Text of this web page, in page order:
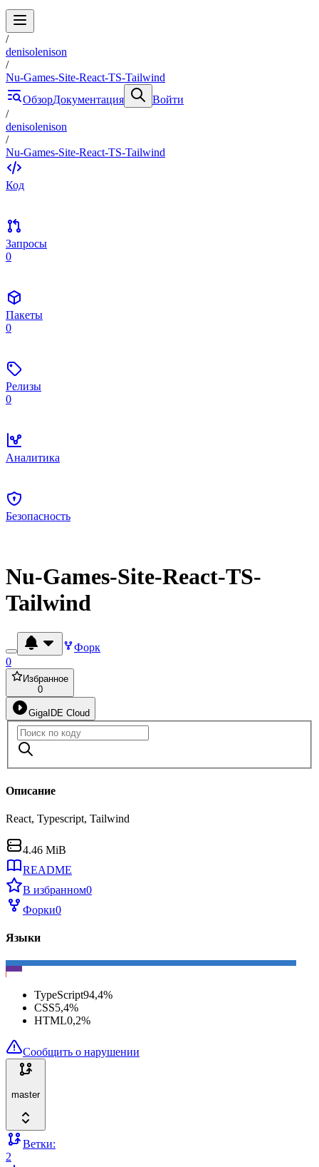
/
denisolenison
/
Nu-Games-Site-React-TS-Tailwind
ОбзорДокументация
Войти
/
denisolenison
/
Nu-Games-Site-React-TS-Tailwind
Код
Запросы
0
Пакеты
0
Релизы
0
Аналитика
Безопасность
Nu-Games-Site-React-TS-
Tailwind
Форк
0
Избранное
0
GigaIDE Cloud
Описание
React, Typescript, Tailwind
4.46 MiB
README
В избранном0
Форки0
Языки
TypeScript94,4%
CSS5,4%
HTML0,2%
Сообщить о нарушении
master
Ветки:
2